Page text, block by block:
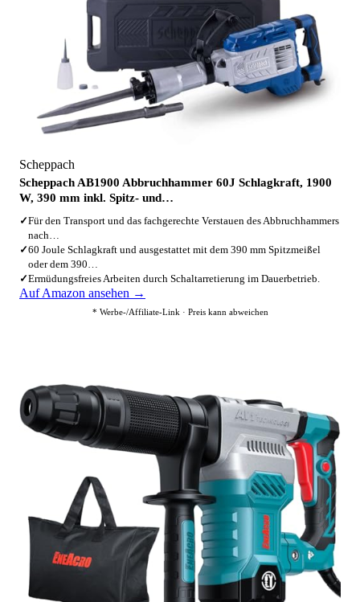
Scheppach
Scheppach AB1900 Abbruchhammer 60J Schlagkraft, 1900
W, 390 mm inkl. Spitz- und…
✓Für den Transport und das fachgerechte Verstauen des Abbruchhammers
nach…
✓60 Joule Schlagkraft und ausgestattet mit dem 390 mm Spitzmeißel
oder dem 390…
✓Ermüdungsfreies Arbeiten durch Schaltarretierung im Dauerbetrieb.
Auf Amazon ansehen →
* Werbe-/Affiliate-Link · Preis kann abweichen